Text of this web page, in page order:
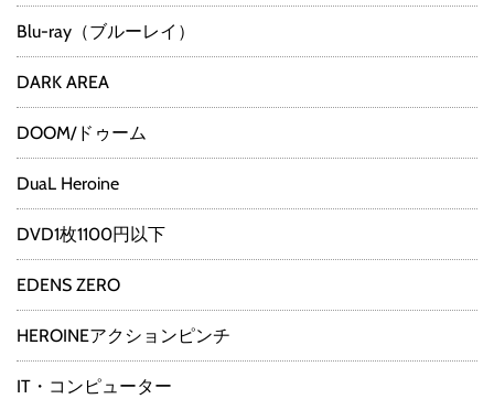
Blu-ray（ブルーレイ）
DARK AREA
DOOM/ドゥーム
DuaL Heroine
DVD1枚1100円以下
EDENS ZERO
HEROINEアクションピンチ
IT・コンピューター